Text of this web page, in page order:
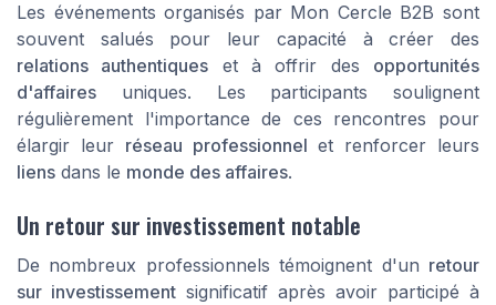
Les événements organisés par Mon Cercle B2B sont
souvent salués pour leur capacité à créer des
relations authentiques et à offrir des opportunités
d'affaires uniques. Les participants soulignent
régulièrement l'importance de ces rencontres pour
élargir leur réseau professionnel et renforcer leurs
liens dans le monde des affaires.
Un retour sur investissement notable
De nombreux professionnels témoignent d'un retour
sur investissement significatif après avoir participé à